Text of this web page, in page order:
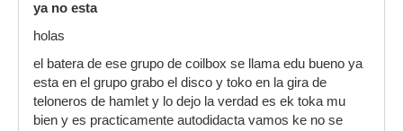
ya no esta
holas
el batera de ese grupo de coilbox se llama edu bueno ya
esta en el grupo grabo el disco y toko en la gira de
teloneros de hamlet y lo dejo la verdad es ek toka mu
bien y es practicamente autodidacta vamos ke no se